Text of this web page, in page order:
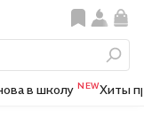
в школу NEWХиты